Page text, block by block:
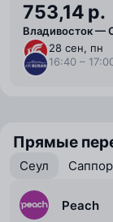
753,14 р.
Владивосток —
28 сен, пн
16:40 –
Прямые
Сеул
Peach